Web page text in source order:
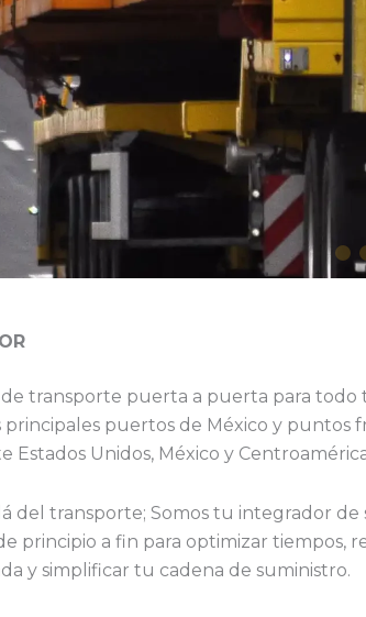
de transporte puerta a puerta para todo
puertos de México y puntos
Unidos, México y
del transporte; Somos tu integrador de
principio a fin para optimizar tiempos,
y simplificar tu cadena de suministro.